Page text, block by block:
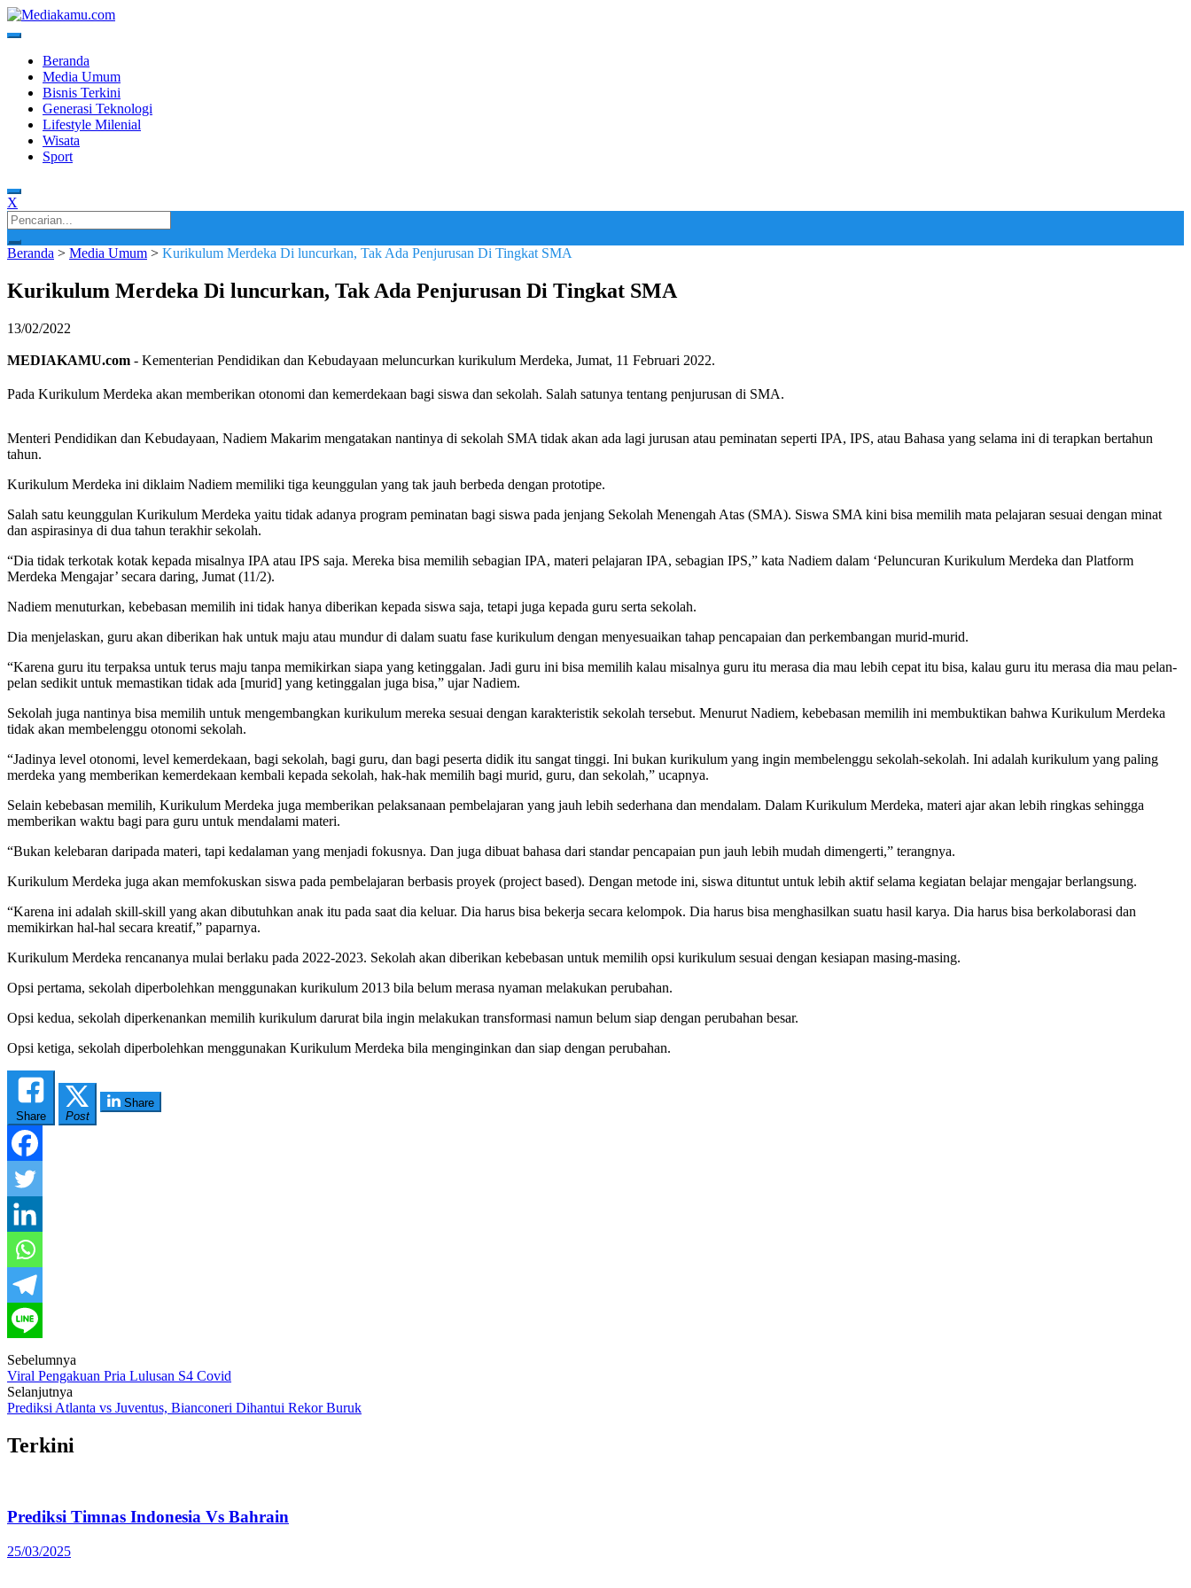
Skip
to
MEDIAKAMU.com
Media Terkini untuk Generasi Milenial!
Beranda
Media Umum
Bisnis Terkini
Generasi Teknologi
Lifestyle Milenial
Wisata
Sport
X
Search
for:
Beranda > Media Umum > Kurikulum Merdeka Di luncurkan, Tak Ada Penjurusan Di Tingkat SMA
Kurikulum Merdeka Di luncurkan, Tak Ada Penjurusan Di Tingkat SMA
13/02/2022
MEDIAKAMU.com - Kementerian Pendidikan dan Kebudayaan meluncurkan kurikulum Merdeka, Jumat, 11 Februari 2022.
Pada Kurikulum Merdeka akan memberikan otonomi dan kemerdekaan bagi siswa dan sekolah. Salah satunya tentang penjurusan di SMA.
Menteri Pendidikan dan Kebudayaan, Nadiem Makarim mengatakan nantinya di sekolah SMA tidak akan ada lagi jurusan atau peminatan seperti IPA, IPS, atau Bahasa yang selama ini di terapkan bertahun
tahun.
Kurikulum Merdeka ini diklaim Nadiem memiliki tiga keunggulan yang tak jauh berbeda dengan prototipe.
Salah satu keunggulan Kurikulum Merdeka yaitu tidak adanya program peminatan bagi siswa pada jenjang Sekolah Menengah Atas (SMA). Siswa SMA kini bisa memilih mata pelajaran sesuai dengan minat
dan aspirasinya di dua tahun terakhir sekolah.
“Dia tidak terkotak kotak kepada misalnya IPA atau IPS saja. Mereka bisa memilih sebagian IPA, materi pelajaran IPA, sebagian IPS,” kata Nadiem dalam ‘Peluncuran Kurikulum Merdeka dan Platform
Merdeka Mengajar’ secara daring, Jumat (11/2).
Nadiem menuturkan, kebebasan memilih ini tidak hanya diberikan kepada siswa saja, tetapi juga kepada guru serta sekolah.
Dia menjelaskan, guru akan diberikan hak untuk maju atau mundur di dalam suatu fase kurikulum dengan menyesuaikan tahap pencapaian dan perkembangan murid-murid.
“Karena guru itu terpaksa untuk terus maju tanpa memikirkan siapa yang ketinggalan. Jadi guru ini bisa memilih kalau misalnya guru itu merasa dia mau lebih cepat itu bisa, kalau guru itu merasa dia mau pelan-
pelan sedikit untuk memastikan tidak ada [murid] yang ketinggalan juga bisa,” ujar Nadiem.
Sekolah juga nantinya bisa memilih untuk mengembangkan kurikulum mereka sesuai dengan karakteristik sekolah tersebut. Menurut Nadiem, kebebasan memilih ini membuktikan bahwa Kurikulum Merdeka
tidak akan membelenggu otonomi sekolah.
“Jadinya level otonomi, level kemerdekaan, bagi sekolah, bagi guru, dan bagi peserta didik itu sangat tinggi. Ini bukan kurikulum yang ingin membelenggu sekolah-sekolah. Ini adalah kurikulum yang paling
merdeka yang memberikan kemerdekaan kembali kepada sekolah, hak-hak memilih bagi murid, guru, dan sekolah,” ucapnya.
Selain kebebasan memilih, Kurikulum Merdeka juga memberikan pelaksanaan pembelajaran yang jauh lebih sederhana dan mendalam. Dalam Kurikulum Merdeka, materi ajar akan lebih ringkas sehingga
memberikan waktu bagi para guru untuk mendalami materi.
“Bukan kelebaran daripada materi, tapi kedalaman yang menjadi fokusnya. Dan juga dibuat bahasa dari standar pencapaian pun jauh lebih mudah dimengerti,” terangnya.
Kurikulum Merdeka juga akan memfokuskan siswa pada pembelajaran berbasis proyek (project based). Dengan metode ini, siswa dituntut untuk lebih aktif selama kegiatan belajar mengajar berlangsung.
“Karena ini adalah skill-skill yang akan dibutuhkan anak itu pada saat dia keluar. Dia harus bisa bekerja secara kelompok. Dia harus bisa menghasilkan suatu hasil karya. Dia harus bisa berkolaborasi dan
memikirkan hal-hal secara kreatif,” paparnya.
Kurikulum Merdeka rencananya mulai berlaku pada 2022-2023. Sekolah akan diberikan kebebasan untuk memilih opsi kurikulum sesuai dengan kesiapan masing-masing.
Opsi pertama, sekolah diperbolehkan menggunakan kurikulum 2013 bila belum merasa nyaman melakukan perubahan.
Opsi kedua, sekolah diperkenankan memilih kurikulum darurat bila ingin melakukan transformasi namun belum siap dengan perubahan besar.
Opsi ketiga, sekolah diperbolehkan menggunakan Kurikulum Merdeka bila menginginkan dan siap dengan perubahan.
Share Post
Share
Post
navigation
Sebelumnya
Viral Pengakuan Pria Lulusan S4 Covid
Selanjutnya
Prediksi Atlanta vs Juventus, Bianconeri Dihantui Rekor Buruk
Terkini
Prediksi Timnas Indonesia Vs Bahrain
25/03/2025